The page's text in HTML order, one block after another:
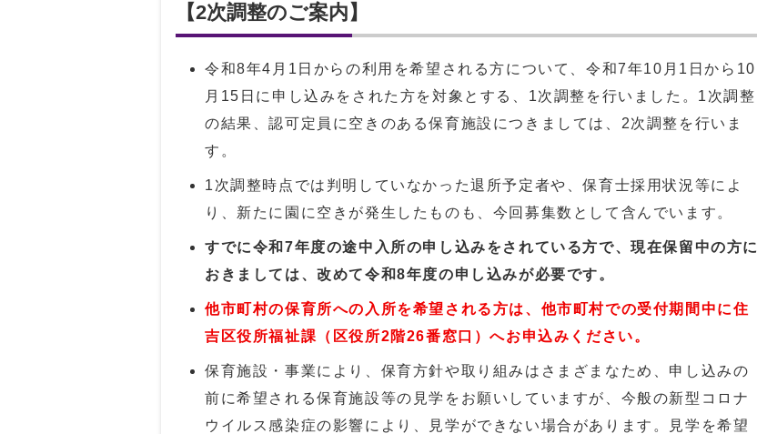
【2次調整のご案内】
令和8年4月1日からの利用を希望される方について、令和7年10月1日から10
月15日に申し込みをされた方を対象とする、1次調整を行いました。1次調整
の結果、認可定員に空きのある保育施設につきましては、2次調整を行いま
す。
1次調整時点では判明していなかった退所予定者や、保育士採用状況等によ
り、新たに園に空きが発生したものも、今回募集数として含んでいます。
すでに令和7年度の途中入所の申し込みをされている方で、現在保留中の方に
おきましては、改めて令和8年度の申し込みが必要です。
他市町村の保育所への入所を希望される方は、他市町村での受付期間中に住
吉区役所福祉課（区役所2階26番窓 口）へお申込みください。
保育施設・事業により、保育方針や取り組みはさまざまなため、申し込みの
前に希望される保育施設等の見学をお願いしていますが、今般の新型コロナ
ウイルス感染症の影響により、見学ができない場合があります。見学を希望